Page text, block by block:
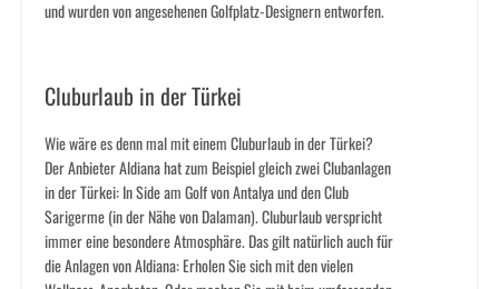
und wurden von angesehenen Golfplatz-Designern entworfen.
Cluburlaub in der Türkei
Wie wäre es denn mal mit einem Cluburlaub in der Türkei?
Der Anbieter Aldiana hat zum Beispiel gleich zwei Clubanlagen
in der Türkei: In Side am Golf von Antalya und den Club
Sarigerme (in der Nähe von Dalaman). Cluburlaub verspricht
immer eine besondere Atmosphäre. Das gilt natürlich auch für
die Anlagen von Aldiana: Erholen Sie sich mit den vielen